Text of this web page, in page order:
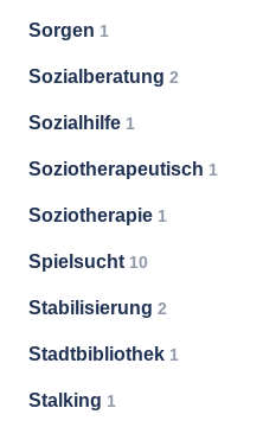
Sorgen 1
Sozialberatung 2
Sozialhilfe 1
Soziotherapeutisch 1
Soziotherapie 1
Spielsucht 10
Stabilisierung 2
Stadtbibliothek 1
Stalking 1